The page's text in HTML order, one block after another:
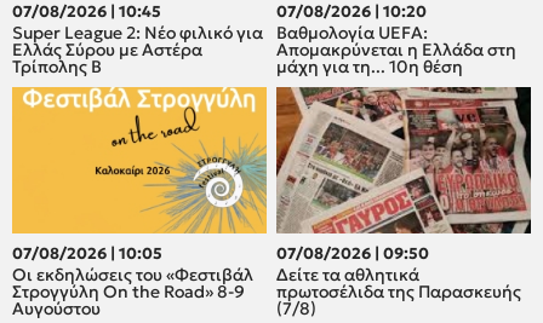
07/08/2026 | 10:45
Super League 2: Νέο φιλικό για
Ελλάς Σύρου με Αστέρα
Τρίπολης Β
07/08/2026 | 10:20
Βαθμολογία UEFA:
Απομακρύνεται η Ελλάδα στη
μάχη για τη... 10η θέση
07/08/2026 | 10:05
Οι εκδηλώσεις του «Φεστιβάλ
Στρογγύλη On the Road» 8-9
Αυγούστου
07/08/2026 | 09:50
Δείτε τα αθλητικά
πρωτοσέλιδα της Παρασκευής
(7/8)